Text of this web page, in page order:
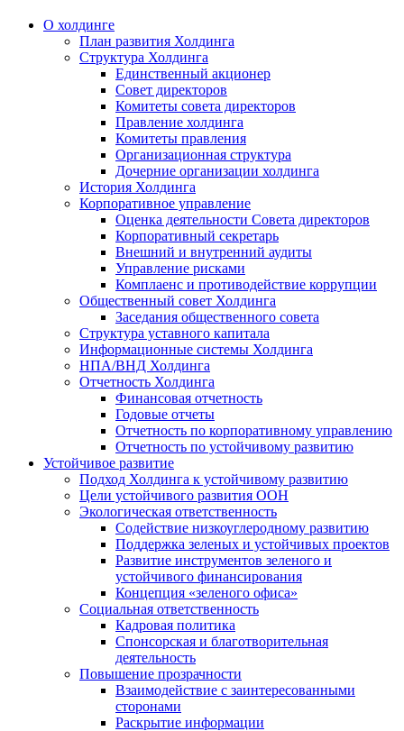
О холдинге
План развития Холдинга
Структура Холдинга
Единственный акционер
Совет директоров
Комитеты совета директоров
Правление холдинга
Комитеты правления
Организационная структура
Дочерние организации холдинга
История Холдинга
Корпоративное управление
Оценка деятельности Совета директоров
Корпоративный секретарь
Внешний и внутренний аудиты
Управление рисками
Комплаенс и противодействие коррупции
Общественный совет Холдинга
Заседания общественного совета
Структура уставного капитала
Информационные системы Холдинга
НПА/ВНД Холдинга
Отчетность Холдинга
Финансовая отчетность
Годовые отчеты
Отчетность по корпоративному управлению
Отчетность по устойчивому развитию
Устойчивое развитие
Подход Холдинга к устойчивому развитию
Цели устойчивого развития ООН
Экологическая ответственность
Содействие низкоуглеродному развитию
Поддержка зеленых и устойчивых проектов
Развитие инструментов зеленого и
устойчивого финансирования
Концепция «зеленого офиса»
Социальная ответственность
Кадровая политика
Спонсорская и благотворительная
деятельность
Повышение прозрачности
Взаимодействие с заинтересованными
сторонами
Раскрытие информации